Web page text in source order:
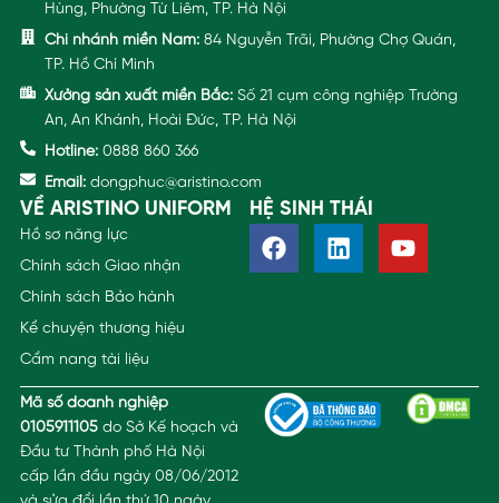
Hùng, Phường Từ Liêm, TP. Hà Nội
Chi nhánh miền Nam: 84 Nguyễn Trãi, Phường Chợ Quán,
TP. Hồ Chí Minh
Xưởng sản xuất miền Bắc: Số 21 cụm công nghiệp Trường
An, An Khánh, Hoài Đức, TP. Hà Nội
Hotline: 0888 860 366
Email: dongphuc@aristino.com
VỀ ARISTINO UNIFORM
Hồ sơ năng lực
Chính sách Giao nhận
Chính sách Bảo hành
Kể chuyện thương hiệu
Cẩm nang tài liệu
HỆ SINH THÁI
Mã số doanh nghiệp
0105911105do Sở Kế hoạch và
Đầu tư Thành phố Hà Nội
cấp lần đầu ngày 08/06/2012